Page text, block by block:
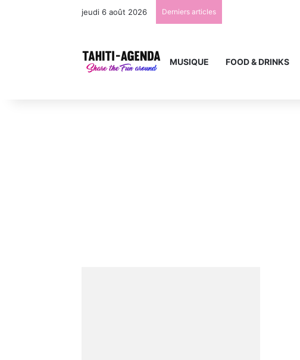
jeudi 6 août 2026 Derniers articles
MUSIQUE FOOD & DRINKS